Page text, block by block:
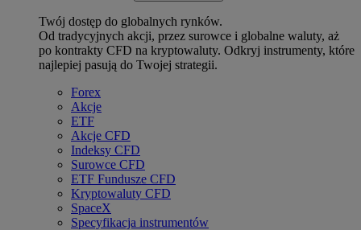
Twój dostęp do globalnych rynków.
Od tradycyjnych akcji, przez surowce i globalne waluty, aż
po kontrakty CFD na kryptowaluty. Odkryj instrumenty, które
najlepiej pasują do Twojej strategii.
Forex
Akcje
ETF
Akcje CFD
Indeksy CFD
Surowce CFD
ETF Fundusze CFD
Kryptowaluty CFD
SpaceX
Specyfikacja instrumentów